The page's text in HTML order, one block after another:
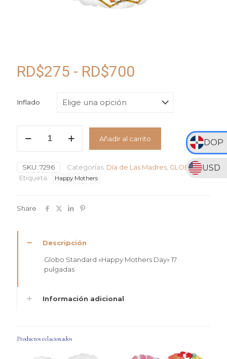
DOP
USD
RD$275 - RD$700
precios:
RD$275
hasta
RD$700
Inflado
Standard
Day"
#17
Añadir al carrito
SKU: 7296 Categorías: Día de Las Madres, GLOBOS
Etiqueta:
Happy Mothers
Share
Descripción
Globo Standard «Happy Mothers Day» 17
pulgadas
Información adicional
Productos relacionados